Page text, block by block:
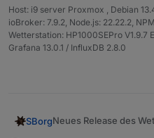
| | /| / /\__
| |/ |/ /___/ /
|__/|__//____/
'patch'
Host: i9 server Proxmox , Debian
ioBroker: 7.9.2, Node.js: 22.22.2,
Wetterstation: HP1000SEPro V1.9.7
Grafana 13.0.1 / InfluxDB 2.8.0
SBorgNeues Release des